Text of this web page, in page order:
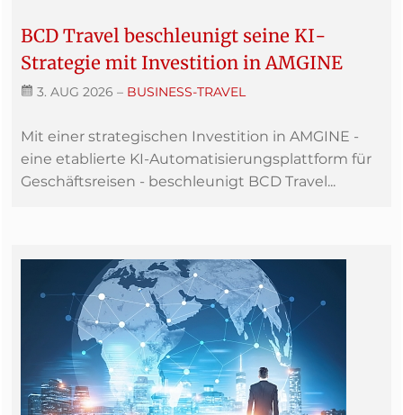
BCD Travel beschleunigt seine KI-
Strategie mit Investition in AMGINE
3. AUG 2026 – BUSINESS-TRAVEL
Mit einer strategischen Investition in AMGINE -
eine etablierte KI-Automatisierungsplattform für
Geschäftsreisen - beschleunigt BCD Travel...